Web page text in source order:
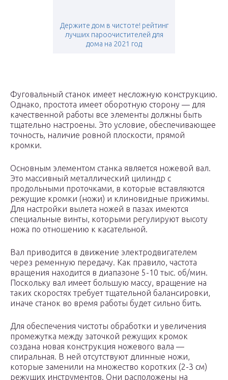
Держите дом в чистоте! рейтинг
лучших пароочистителей для
дома на 2021 год
Фуговальный станок имеет несложную конструкцию.
Однако, простота имеет оборотную сторону — для
качественной работы все элементы должны быть
тщательно настроены. Это условие, обеспечивающее
точность, наличие ровной плоскости, прямой
кромки.
Основным элементом станка является ножевой вал.
Это массивный металлический цилиндр с
продольными проточками, в которые вставляются
режущие кромки (ножи) и клиновидные прижимы.
Для настройки вылета ножей в пазах имеются
специальные винты, которыми регулируют высоту
ножа по отношению к касательной.
Вал приводится в движение электродвигателем
через ременную передачу. Как правило, частота
вращения находится в диапазоне 5-10 тыс. об/мин.
Поскольку вал имеет большую массу, вращение на
таких скоростях требует тщательной балансировки,
иначе станок во время работы будет сильно бить.
Для обеспечения чистоты обработки и увеличения
промежутка между заточкой режущих кромок
создана новая конструкция ножевого вала —
спиральная. В ней отсутствуют длинные ножи,
которые заменили на множество коротких (2-3 см)
режущих инструментов. Они расположены на